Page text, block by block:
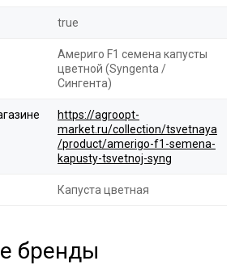
true
Америго F1 семена капусты
цветной (Syngenta /
Сингента)
https://agroopt-
market.ru/collection/tsvetnaya
/product/amerigo-f1-semena-
kapusty-tsvetnoj-syng
Капуста цветная
бренды